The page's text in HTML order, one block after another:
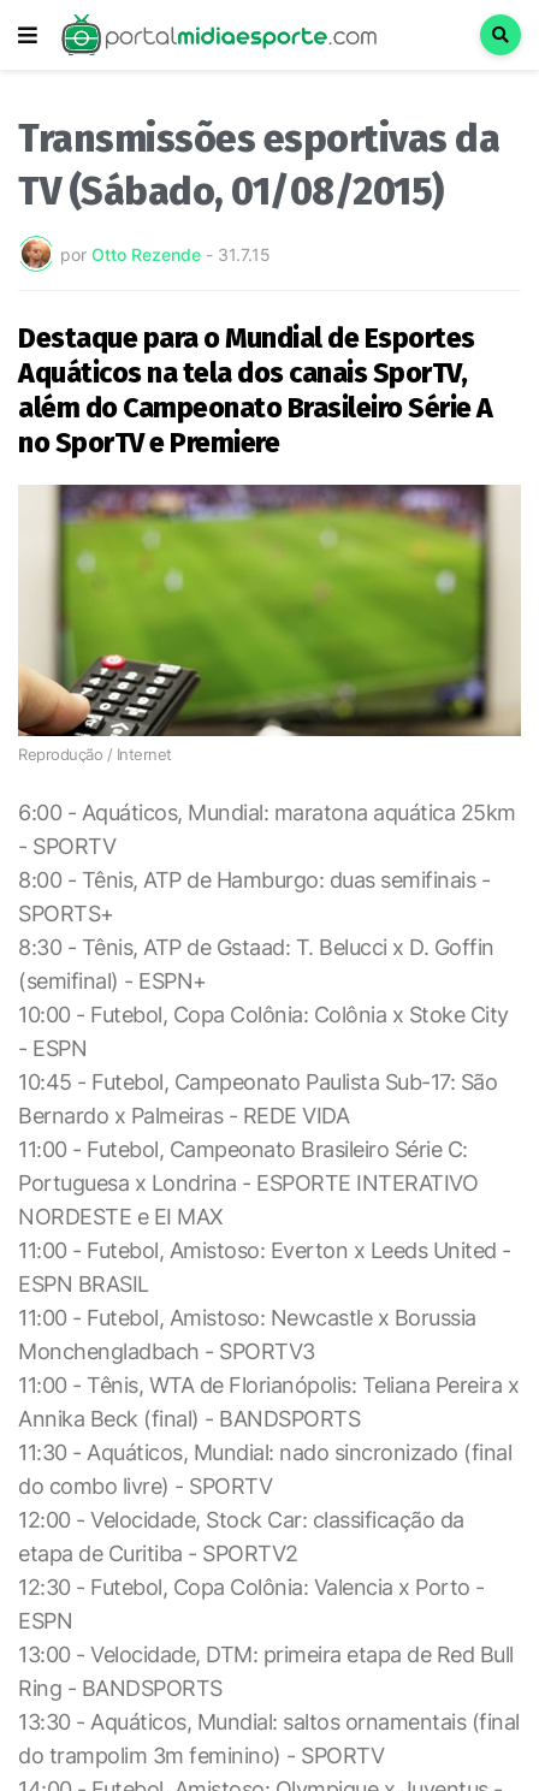
Transmissões esportivas da
TV (Sábado, 01/08/2015)
por Otto Rezende - 31.7.15
Destaque para o Mundial de Esportes
Aquáticos na tela dos canais SporTV,
além do Campeonato Brasileiro Série A
no SporTV e Premiere
Reprodução / Internet
6:00 - Aquáticos, Mundial: maratona aquática 25km
- SPORTV
8:00 - Tênis, ATP de Hamburgo: duas semifinais -
SPORTS+
8:30 - Tênis, ATP de Gstaad: T. Belucci x D. Goffin
(semifinal) - ESPN+
10:00 - Futebol, Copa Colônia: Colônia x Stoke City
- ESPN
10:45 - Futebol, Campeonato Paulista Sub-17: São
Bernardo x Palmeiras - REDE VIDA
11:00 - Futebol, Campeonato Brasileiro Série C:
Portuguesa x Londrina - ESPORTE INTERATIVO
NORDESTE e EI MAX
11:00 - Futebol, Amistoso: Everton x Leeds United -
ESPN BRASIL
11:00 - Futebol, Amistoso: Newcastle x Borussia
Monchengladbach - SPORTV3
11:00 - Tênis, WTA de Florianópolis: Teliana Pereira x
Annika Beck (final) - BANDSPORTS
11:30 - Aquáticos, Mundial: nado sincronizado (final
do combo livre) - SPORTV
12:00 - Velocidade, Stock Car: classificação da
etapa de Curitiba - SPORTV2
12:30 - Futebol, Copa Colônia: Valencia x Porto -
ESPN
13:00 - Velocidade, DTM: primeira etapa de Red Bull
Ring - BANDSPORTS
13:30 - Aquáticos, Mundial: saltos ornamentais (final
do trampolim 3m feminino) - SPORTV